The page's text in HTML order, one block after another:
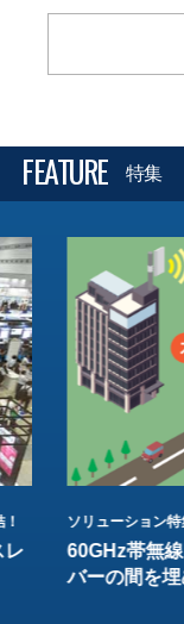
FEATURE 特集
レ
ソリューション特
60GHz帯無
バーの間を